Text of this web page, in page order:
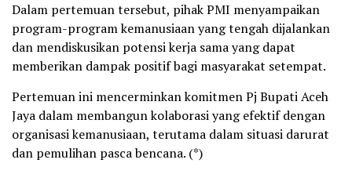
Dalam pertemuan tersebut, pihak PMI menyampaikan
program-program kemanusiaan yang tengah dijalankan
dan mendiskusikan potensi kerja sama yang dapat
memberikan dampak positif bagi masyarakat setempat.
Pertemuan ini mencerminkan komitmen Pj Bupati Aceh
Jaya dalam membangun kolaborasi yang efektif dengan
organisasi kemanusiaan, terutama dalam situasi darurat
dan pemulihan pasca bencana. (*)